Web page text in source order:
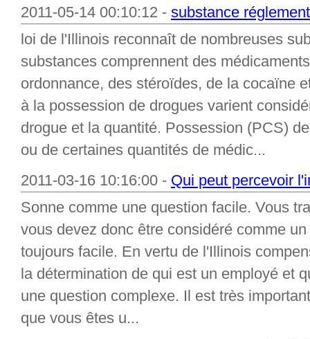
2011-05-14 00:10:12 - substance
loi de l'Illinois reconnaît de nombreuses
substances comprennent des
ordonnance, des stéroïdes, de la cocaïne
à la possession de drogues varient
drogue et la quantité. Possession (PCS)
ou de certaines quantités de médic...
2011-03-16 10:16:00 - Qui peut percevoir
Sonne comme une question facile. Vous
vous devez donc être considéré comme
toujours facile. En vertu de l'Illinois
la détermination de qui est un employé et
une question complexe. Il est très
que vous êtes u...